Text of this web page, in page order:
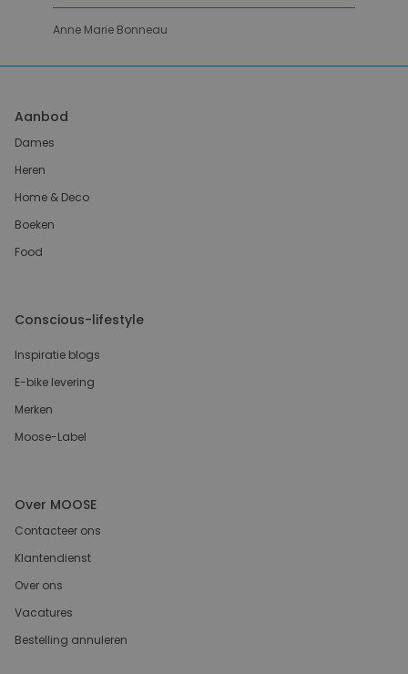
Anne Marie Bonneau
Aanbod
Dames
Heren
Home & Deco
Boeken
Food
Conscious-lifestyle
Inspiratie blogs
E-bike levering
Merken
Moose-Label
Over MOOSE
Contacteer ons
Klantendienst
Over ons
Vacatures
Bestelling annuleren